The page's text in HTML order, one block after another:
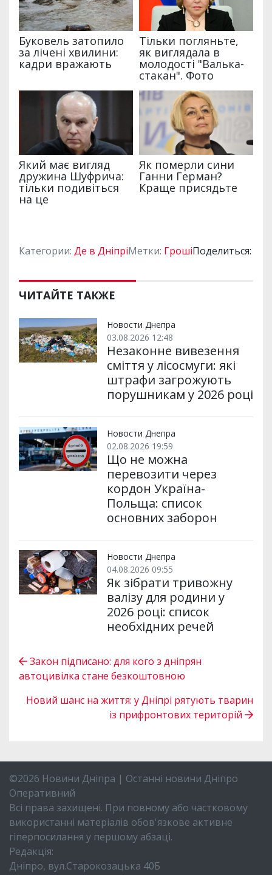
Категории: Де в ДніпріМетки: ГрошіПоделиться:
ЧИТАЙТЕ ТАКЖЕ
Новости Днепра
03.08.2026 12:48
Незаконне вивезення
сміття у лісосмуги: які
штрафи загрожують
порушникам у 2026 році
Новости Днепра
02.08.2026 19:59
Що не можна
перевозити через
кордон Україна-
Польща: список
основних заборон
Новости Днепра
04.08.2026 09:55
Як зібрати тривожну
валізу для родини у
2026 році: список
необхідних речей
Закон підписано: для кого з дніпрян
автоцивілка стане безкоштовною
Новий шанс на життя: у Дніпрі рятують тварин
із прифронтових територій
©2026 Новини Дніпра | Останні новини Дніпро
Оперативний
Всі права захищені. При повному або частковому
використанні матеріалів обов'язкове активне
гіперпосилання у першому абзаці.
Редакція:
Дніпро, вул.Старокозацька 40Б